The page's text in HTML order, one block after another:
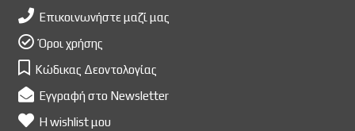
Επικοινωνήστε μαζί μας
Όροι χρήσης
Κώδικας Δεοντολογίας
Εγγραφή στο Newsletter
Η wishlist μου